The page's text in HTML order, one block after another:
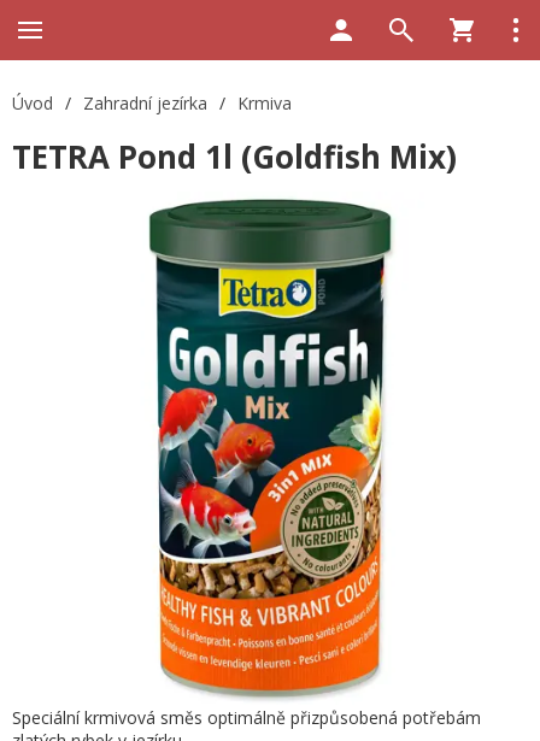
Úvod / Zahradní jezírka / Krmiva
TETRA Pond 1l (Goldfish Mix)
Speciální krmivová směs optimálně přizpůsobená potřebám